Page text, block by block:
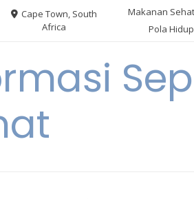
Cape Town, South
Africa
Makanan Sehat
Pola